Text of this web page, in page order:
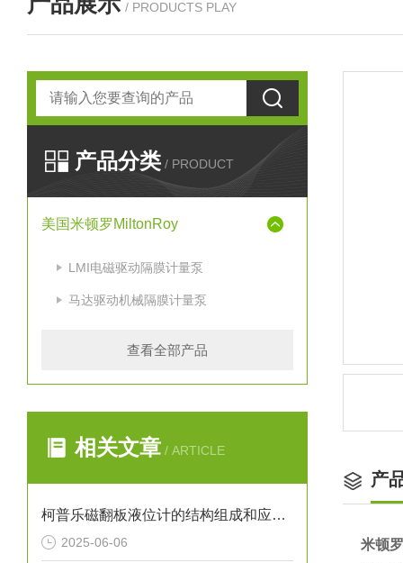
/ PRODUCTS PLAY
产品分类 / PRODUCT
美国米顿罗MiltonRoy
LMI电磁驱动隔膜计量泵
马达驱动机械隔膜计量泵
查看全部产品
相关文章 / ARTICLE
柯普乐磁翻板液位计的结构组成和应用领域
2025-06-06
产
米顿